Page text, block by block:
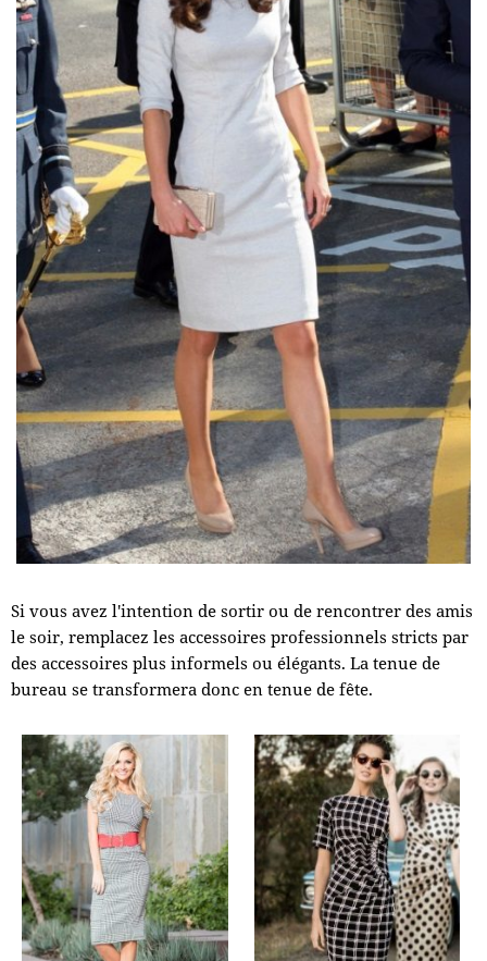
Si vous avez l'intention de sortir ou de rencontrer des amis
le soir, remplacez les accessoires professionnels stricts par
des accessoires plus informels ou élégants. La tenue de
bureau se transformera donc en tenue de fête.